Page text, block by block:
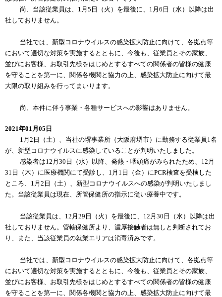
尚、当該従業員は、1月5日（火）を最後に、1月6日（水）以降は出
社しておりません。
当社では、新型コロナウイルスの感染拡大防止に向けて、各拠点等
において適切な対策を実施するとともに、今後も、従業員とその家族、
並びにお客様、お取引先様をはじめとするすべての関係者の皆様の健康
を守ることを第一に、関係各機関と協力の上、感染拡大防止に向けて最
大限の取り組みを行ってまいります。
尚、本件に伴う事業・各種サービスへの影響はありません。
2021年01月05日
1月2日（土）、当社の堺事業所（大阪府堺市）に勤務する従業員1名
が、新型コロナウイルスに感染していることが判明いたしました。
感染者は12月30日（水）以降、発熱・咽頭痛がみられたため、12月
31日（木）に医療機関にて受診し、1月1日（金）にPCR検査を受検した
ところ、1月2日（土）、新型コロナウイルスへの感染が判明いたしまし
た。当該従業員は現在、所管保健所の指示に従い療養中です。
当該従業員は、12月29日（火）を最後に、12月30日（水）以降は出
社しておりません。管轄保健所より、濃厚接触者は無しと判断されてお
り、また、当該従業員の就業エリアは消毒済みです。
当社では、新型コロナウイルスの感染拡大防止に向けて、各拠点等
において適切な対策を実施するとともに、今後も、従業員とその家族、
並びにお客様、お取引先様をはじめとするすべての関係者の皆様の健康
を守ることを第一に、関係各機関と協力の上、感染拡大防止に向けて最